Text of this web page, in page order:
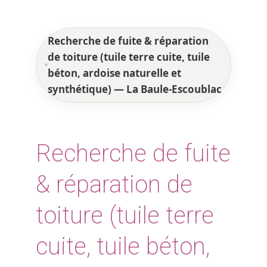
Recherche de fuite & réparation
de toiture (tuile terre cuite, tuile
béton, ardoise naturelle et
synthétique) — La Baule-Escoublac
Recherche de fuite
& réparation de
toiture (tuile terre
cuite, tuile béton,